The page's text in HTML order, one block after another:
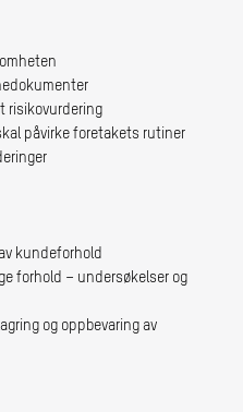
risikovurdering
påvirke foretakets rutiner
kundeforhold
forhold – undersøkelser og
og oppbevaring av